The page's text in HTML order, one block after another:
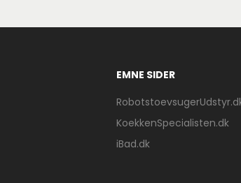
EMNE SIDER
KoekkenSpecialisten.dk
iBad.dk